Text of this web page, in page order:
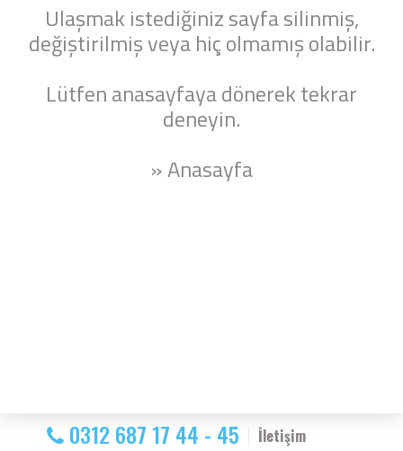
Ulaşmak istediğiniz sayfa silinmiş,
değiştirilmiş veya hiç olmamış olabilir.
Lütfen anasayfaya dönerek tekrar
deneyin.
» Anasayfa
0312 687 17 44 - 45 İletişim